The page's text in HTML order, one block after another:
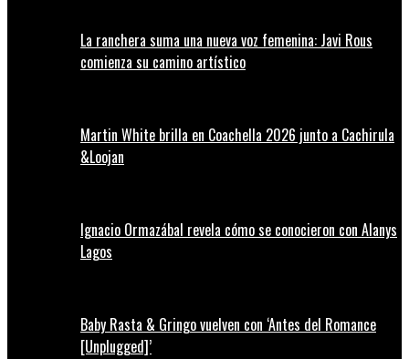
La ranchera suma una nueva voz femenina: Javi Rous
comienza su camino artístico
Martin White brilla en Coachella 2026 junto a Cachirula
&Loojan
Ignacio Ormazábal revela cómo se conocieron con Alanys
Lagos
Baby Rasta & Gringo vuelven con ‘Antes del Romance
[Unplugged]’